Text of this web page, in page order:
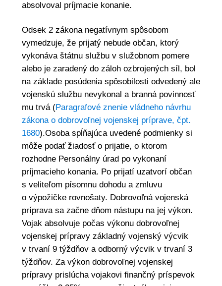
absolvoval príjmacie konanie.
Odsek 2 zákona negatívnym spôsobom
vymedzuje, že prijatý nebude občan, ktorý
vykonáva štátnu službu v služobnom pomere
alebo je zaradený do záloh ozbrojených síl, bol
na základe posúdenia spôsobilosti odvedený ale
vojenskú službu nevykonal a branná povinnosť
mu trvá (Paragrafové znenie vládneho návrhu
zákona o dobrovoľnej vojenskej príprave, čpt.
1680).Osoba spĺňajúca uvedené podmienky si
môže podať žiadosť o prijatie, o ktorom
rozhodne Personálny úrad po vykonaní
príjmacieho konania. Po prijatí uzatvorí občan
s veliteľom písomnu dohodu a zmluvu
o výpožičke rovnošaty. Dobrovoľná vojenská
príprava sa začne dňom nástupu na jej výkon.
Vojak absolvuje počas výkonu dobrovoľnej
vojenskej prípravy základný vojenský výcvik
v trvaní 9 týždňov a odborný výcvik v trvaní 3
týždňov. Za výkon dobrovoľnej vojenskej
prípravy prislúcha vojakovi finančný príspevok